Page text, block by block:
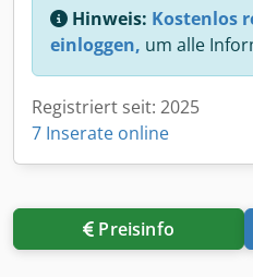
Hinweis: Kostenlos
einloggen, um alle
Registriert seit: 2025
7 Inserate online
Preisinfo